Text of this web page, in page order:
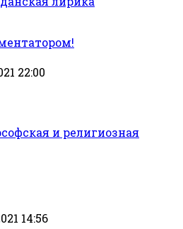
22:00
и религиозная
14:56